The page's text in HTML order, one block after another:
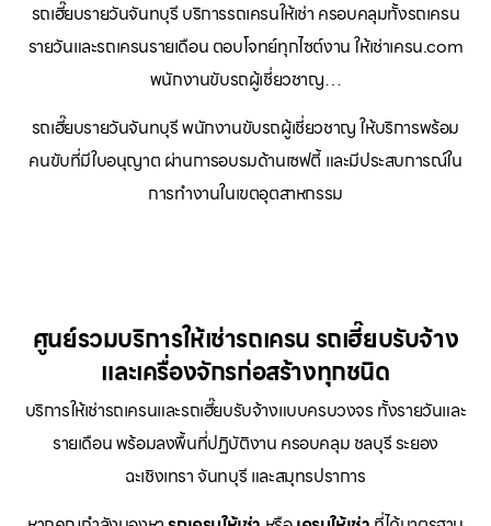
รถเฮี๊ยบรายวันจันทบุรี บริการรถเครนให้เช่า ครอบคลุมทั้งรถเครน
รายวันและรถเครนรายเดือน ตอบโจทย์ทุกไซต์งาน ให้เช่าเครน.com
พนักงานขับรถผู้เชี่ยวชาญ…
รถเฮี๊ยบรายวันจันทบุรี พนักงานขับรถผู้เชี่ยวชาญ ให้บริการพร้อม
คนขับที่มีใบอนุญาต ผ่านการอบรมด้านเซฟตี้ และมีประสบการณ์ใน
การทำงานในเขตอุตสาหกรรม
ศูนย์รวมบริการให้เช่ารถเครน รถเฮี๊ยบรับจ้าง
และเครื่องจักรก่อสร้างทุกชนิด
บริการให้เช่ารถเครนและรถเฮี๊ยบรับจ้างแบบครบวงจร ทั้งรายวันและ
รายเดือน พร้อมลงพื้นที่ปฏิบัติงาน ครอบคลุม ชลบุรี ระยอง
ฉะเชิงเทรา จันทบุรี และสมุทรปราการ